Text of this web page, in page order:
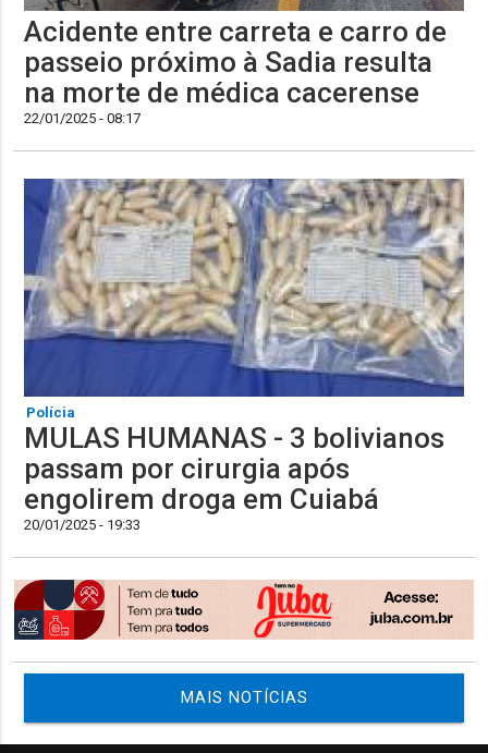
Acidente entre carreta e carro de
passeio próximo à Sadia resulta
na morte de médica cacerense
22/01/2025 - 08:17
Polícia
MULAS HUMANAS - 3 bolivianos
passam por cirurgia após
engolirem droga em Cuiabá
20/01/2025 - 19:33
MAIS NOTÍCIAS